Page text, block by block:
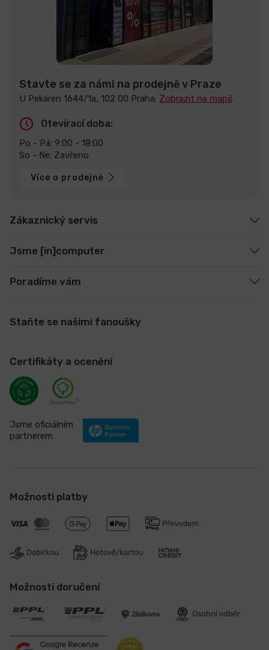
Stavte se za námi na prodejně v Praze
U Pekáren 1644/1a, 102 00 Praha. Zobrazit na mapě
Otevírací doba:
Po - Pá: 9:00 - 18:00
So - Ne: Zavřeno
Více o prodejně
Zákaznický servis
Jsme [in]computer
Poradíme vám
Staňte se našimi fanoušky
Certifikáty a ocenění
Jsme oficiálním
partnerem
Možnosti platby
Možnosti doručení